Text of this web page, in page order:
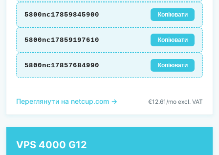
5800nc17859845900 Копіювати
5800nc17859197610 Копіювати
5800nc17857684990 Копіювати
Переглянути на netcup.com → €12.61/mo excl. VAT
VPS 4000 G12